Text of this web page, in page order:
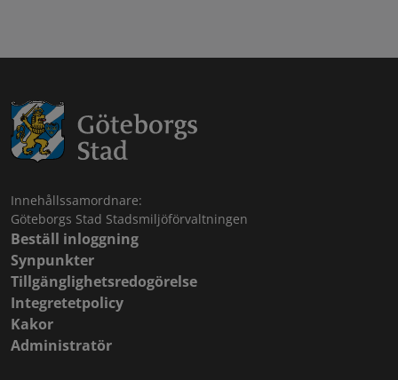
Innehållssamordnare:
Göteborgs Stad Stadsmiljöförvaltningen
Beställ inloggning
Synpunkter
Tillgänglighetsredogörelse
Integretetpolicy
Kakor
Administratör